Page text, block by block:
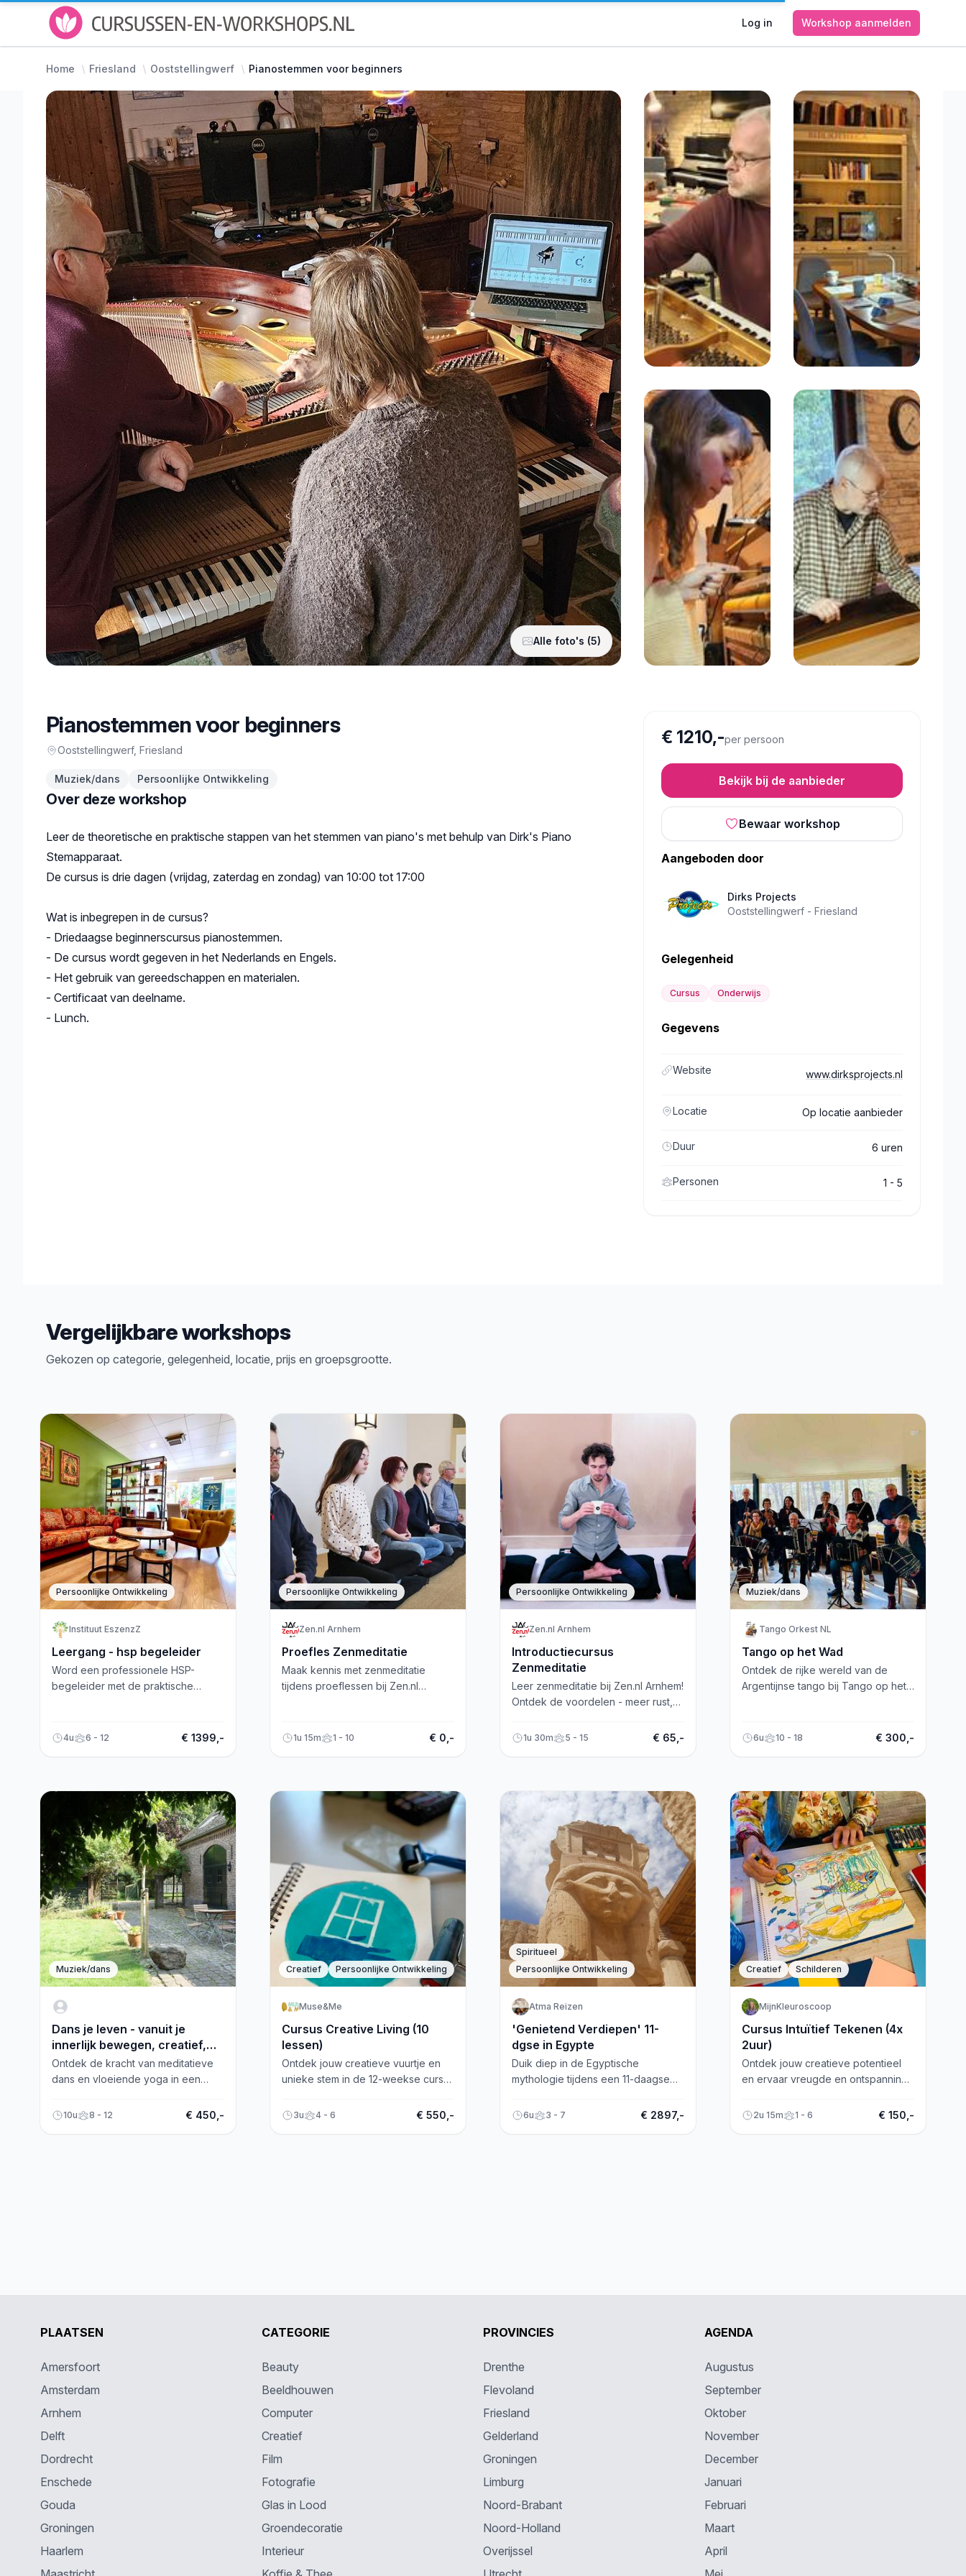
Log in Workshop aanmelden
Home Friesland Ooststellingwerf Pianostemmen voor beginners
Alle foto's (5)
Pianostemmen voor beginners
Ooststellingwerf, Friesland
Muziek/dans Persoonlijke Ontwikkeling
€ 1210,-per persoon
Bekijk bij de aanbieder
Bewaar workshop
Aangeboden door
Dirks Projects
Ooststellingwerf - Friesland
Gelegenheid
Cursus Onderwijs
Gegevens
Website www.dirksprojects.nl
Locatie Op locatie aanbieder
Duur 6 uren
Personen 1 - 5
Over deze workshop
Beschrijving
Leer de theoretische en praktische stappen van het stemmen van piano's met behulp van Dirk's Piano
Stemapparaat.
De cursus is drie dagen (vrijdag, zaterdag en zondag) van 10:00 tot 17:00
Wat is inbegrepen in de cursus?
- Driedaagse beginnerscursus pianostemmen.
- De cursus wordt gegeven in het Nederlands en Engels.
- Het gebruik van gereedschappen en materialen.
- Certificaat van deelname.
- Lunch.
Vergelijkbare workshops
Gekozen op categorie, gelegenheid, locatie, prijs en groepsgrootte.
Persoonlijke Ontwikkeling
Instituut EszenzZ
Leergang - hsp begeleider
Word een professionele HSP-
begeleider met de praktische
certificaat.
4u 6 - 12 € 1399,-
Persoonlijke Ontwikkeling
Zen.nl Arnhem
Proefles Zenmeditatie
Maak kennis met zenmeditatie
tijdens proeflessen bij Zen.nl
1u 15m 1 - 10 € 0,-
Persoonlijke Ontwikkeling
Zen.nl Arnhem
Introductiecursus
Zenmeditatie
Leer zenmeditatie bij Zen.nl Arnhem!
Ontdek de voordelen - meer rust,
Schrijf je nu in!
1u 30m 5 - 15 € 65,-
Muziek/dans
Tango Orkest NL
Tango op het Wad
Ontdek de rijke wereld van de
Argentijnse tango bij Tango op het
6u 10 - 18 € 300,-
Muziek/dans
Dans je leven - vanuit je
innerlijk bewegen, creatief,
vreugdevol & vrij
Ontdek de kracht van meditatieve
dans en vloeiende yoga in een
Bevrijd jezelf!
10u 8 - 12 € 450,-
Creatief Persoonlijke Ontwikkeling
Muse&Me
Cursus Creative Living (10
lessen)
Ontdek jouw creatieve vuurtje en
unieke stem in de 12-weekse cursus
stromen en plezier bloeien!
3u 4 - 6 € 550,-
Spiritueel
Persoonlijke Ontwikkeling
Atma Reizen
'Genietend Verdiepen' 11-
dgse in Egypte
Duik diep in de Egyptische
mythologie tijdens een 11-daagse
tot 1 juni! Ontspan en herlaad jezelf.
6u 3 - 7 € 2897,-
Creatief Schilderen
MijnKleuroscoop
Cursus Intuïtief Tekenen (4x
2uur)
Ontdek jouw creatieve potentieel
en ervaar vreugde en ontspanning
en Schilderen in Utrecht.
2u 15m 1 - 6 € 150,-
PLAATSEN
Amersfoort
Amsterdam
Arnhem
Delft
Dordrecht
Enschede
Gouda
Groningen
Haarlem
CATEGORIE
Beauty
Beeldhouwen
Computer
Creatief
Film
Fotografie
Glas in Lood
Groendecoratie
Interieur
PROVINCIES
Drenthe
Flevoland
Friesland
Gelderland
Groningen
Limburg
Noord-Brabant
Noord-Holland
Overijssel
AGENDA
Augustus
September
Oktober
November
December
Januari
Februari
Maart
April